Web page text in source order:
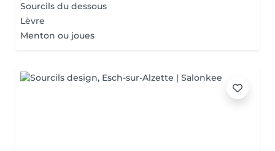
Sourcils du dessous
Lèvre
Menton ou joues